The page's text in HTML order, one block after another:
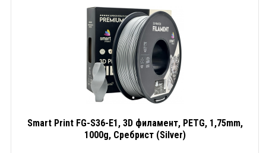
Smart Print FG-S36-E1, 3D филамент, PETG, 1,75mm,
1000g, Сребрист (Silver)